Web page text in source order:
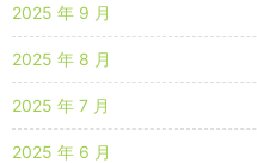
2025 年 9 月
2025 年 8 月
2025 年 7 月
2025 年 6 月